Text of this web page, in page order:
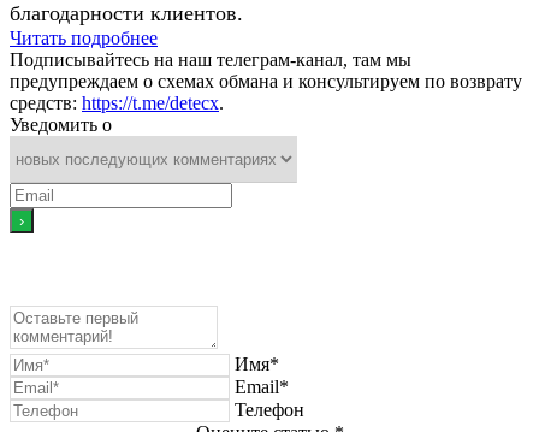
благодарности клиентов.
Читать подробнее
Подписывайтесь на наш телеграм-канал, там мы
предупреждаем о схемах обмана и консультируем по возврату
средств: https://t.me/detecx.
Уведомить о
Имя*
Email*
Телефон